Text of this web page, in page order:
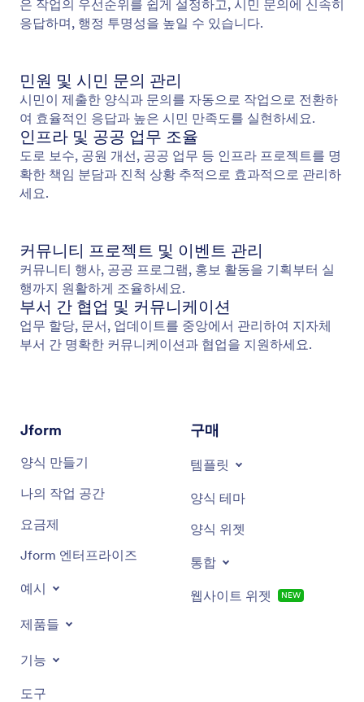
은 작업의 우선순위를 쉽게 설정하고, 시민 문의에 신속히
응답하며, 행정 투명성을 높일 수 있습니다.
민원 및 시민 문의 관리
시민이 제출한 양식과 문의를 자동으로 작업으로 전환하
여 효율적인 응답과 높은 시민 만족도를 실현하세요.
인프라 및 공공 업무 조율
도로 보수, 공원 개선, 공공 업무 등 인프라 프로젝트를 명
확한 책임 분담과 진척 상황 추적으로 효과적으로 관리하
세요.
커뮤니티 프로젝트 및 이벤트 관리
커뮤니티 행사, 공공 프로그램, 홍보 활동을 기획부터 실
행까지 원활하게 조율하세요.
부서 간 협업 및 커뮤니케이션
업무 할당, 문서, 업데이트를 중앙에서 관리하여 지자체
부서 간 명확한 커뮤니케이션과 협업을 지원하세요.
Jform
양식 만들기
나의 작업 공간
요금제
Jform 엔터프라이즈
예시
제품들
기능
도구
구매
템플릿
양식 테마
양식 위젯
통합
웹사이트 위젯 NEW